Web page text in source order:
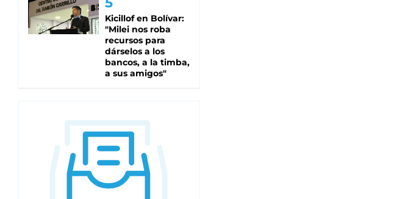
Kicillof en Bolívar:
"Milei nos roba
recursos para
dárselos a los
bancos, a la timba,
a sus amigos"